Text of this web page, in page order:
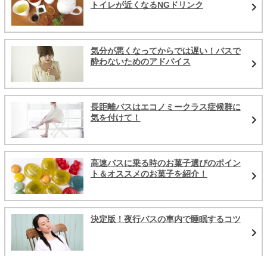
トイレが近くなるNGドリンク
気分が悪くなってからでは遅い！バスで
酔わないためのアドバイス
長距離バスはエコノミークラス症候群に
気を付けて！
高速バスに乗る時のお菓子選びのポイン
ト＆オススメのお菓子を紹介！
決定版！夜行バスの車内で睡眠するコツ